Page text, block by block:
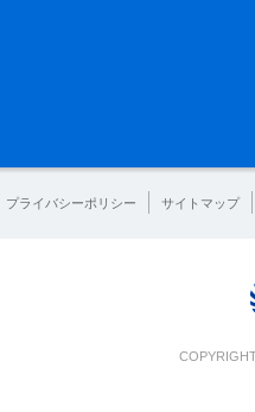
プライバシーポリシー サイトマップ